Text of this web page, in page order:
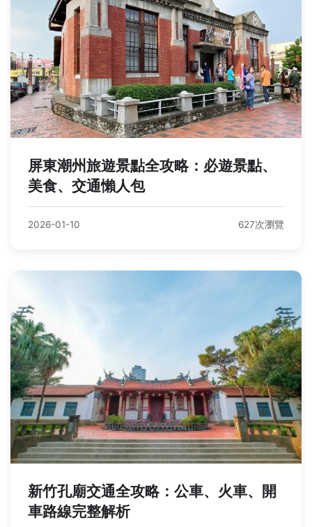
屏東潮州旅遊景點全攻略：必遊景點、
美食、交通懶人包
2026-01-10 627次瀏覽
新竹孔廟交通全攻略：公車、火車、開
車路線完整解析